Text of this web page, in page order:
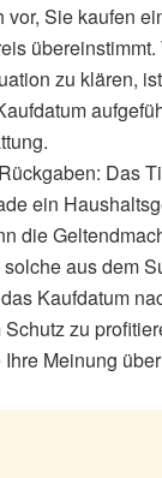
Sie kaufen
zu klären,
Das
ein
die
aus dem
Kaufdatum
zu
Meinung